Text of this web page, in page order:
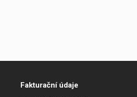
Fakturační údaje